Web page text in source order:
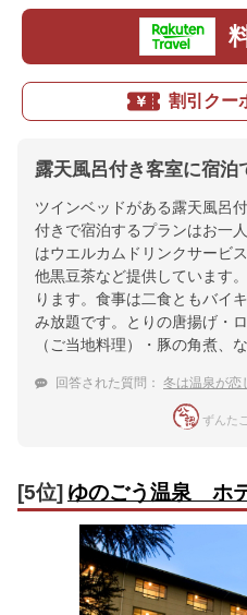
割引クー
露天風呂付き客室に宿
ツインベッドがある露天風呂
付きで宿泊するプランはお一
はウエルカムドリンクサービ
他黒豆茶など提供しています
ります。食事は二食ともバイ
み放題です。とりの唐揚げ・
（ご当地料理）・豚の角煮、
回答された質問： 冬は温泉が恋しい、カ
ずんた
[5位] ゆのごう温泉 ホ